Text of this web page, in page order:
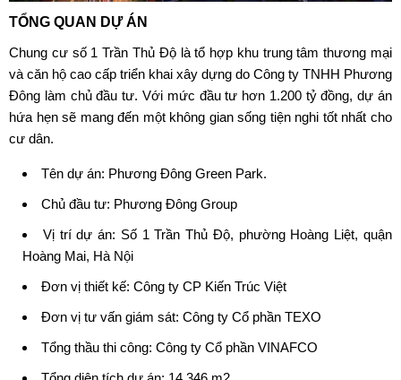
TỔNG QUAN DỰ ÁN
Chung cư số 1 Trần Thủ Độ là tổ hợp khu trung tâm thương mại
và căn hộ cao cấp triển khai xây dựng do Công ty TNHH Phương
Đông làm chủ đầu tư. Với mức đầu tư hơn 1.200 tỷ đồng, dự án
hứa hẹn sẽ mang đến một không gian sống tiện nghi tốt nhất cho
cư dân.
Tên dự án: Phương Đông Green Park.
Chủ đầu tư: Phương Đông Group
Vị trí dự án: Số 1 Trần Thủ Độ, phường Hoàng Liệt, quận
Hoàng Mai, Hà Nội
Đơn vị thiết kế: Công ty CP Kiến Trúc Việt
Đơn vị tư vấn giám sát: Công ty Cổ phần TEXO
Tổng thầu thi công: Công ty Cổ phần VINAFCO